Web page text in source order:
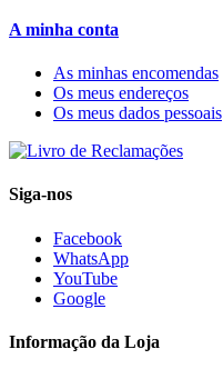
A minha conta
As minhas encomendas
Os meus endereços
Os meus dados pessoais
Siga-nos
Facebook
WhatsApp
YouTube
Google
Informação da Loja